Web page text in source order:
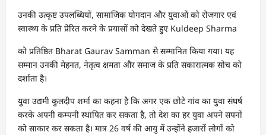
उनकी उत्कृष्ट उपलब्धियों, सामाजिक योगदान और युवाओं को रोजगार एवं
स्वास्थ्य के प्रति प्रेरित करने के प्रयासों को देखते हुए Kuldeep Sharma
को प्रतिष्ठित Bharat Gaurav Samman से सम्मानित किया गया। यह
सम्मान उनकी मेहनत, नेतृत्व क्षमता और समाज के प्रति सकारात्मक सोच को
दर्शाता है।
युवा उद्यमी कुलदीप शर्मा का कहना है कि अगर एक छोटे गांव का युवा संघर्ष
करके अपनी कम्पनी स्थापित कर सकता है, तो देश का हर युवा अपने सपनों
को साकार कर सकता है। मात्र 26 वर्ष की आयु में उन्होंने हजारों लोगों को